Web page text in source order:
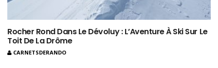
Rocher Rond Dans Le Dévoluy : L’Aventure À Ski Sur Le
Toit De La Drôme
CARNETSDERANDO